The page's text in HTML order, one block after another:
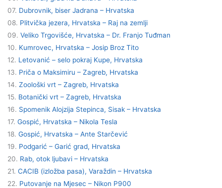
07. Dubrovnik, biser Jadrana – Hrvatska
08. Plitvička jezera, Hrvatska – Raj na zemlji
09. Veliko Trgovišće, Hrvatska – Dr. Franjo Tuđman
10. Kumrovec, Hrvatska – Josip Broz Tito
12. Letovanić – selo pokraj Kupe, Hrvatska
13. Priča o Maksimiru – Zagreb, Hrvatska
14. Zoološki vrt – Zagreb, Hrvatska
15. Botanički vrt – Zagreb, Hrvatska
16. Spomenik Alojzija Stepinca, Sisak – Hrvatska
17. Gospić, Hrvatska – Nikola Tesla
18. Gospić, Hrvatska – Ante Starčević
19. Podgarić – Garić grad, Hrvatska
20. Rab, otok ljubavi – Hrvatska
21. CACIB (izložba pasa), Varaždin – Hrvatska
22. Putovanje na Mjesec – Nikon P900